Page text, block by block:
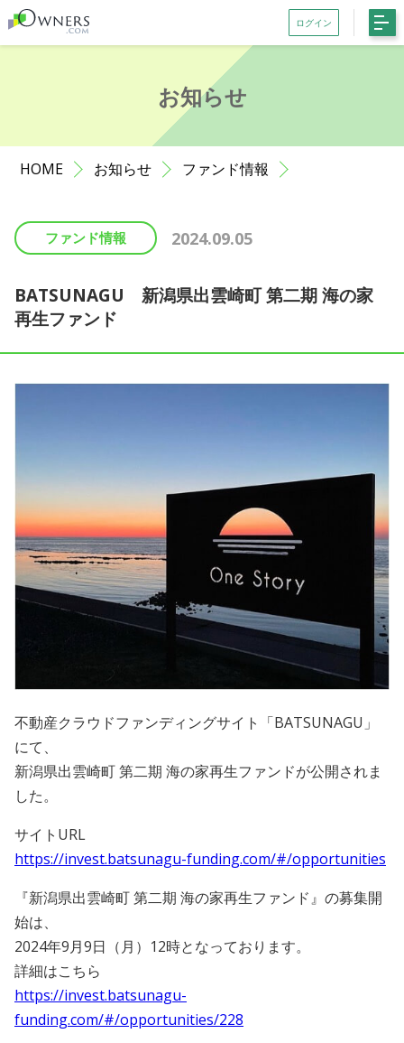
ログイン
会員登録がお済みでない方はこちら
お知らせ
サポート
初めての方へ よくある質問
お問い合わせ
利用規約等
プライバシーポリシー
情報セキュリティポリシー
ソーシャルメディアポリシー
反社会的勢力に対する基本方針
電子決済等代行業に係る表示
外部送信、第三者提供、情報収集モジュールの有無
お知らせ
HOME お知らせ ファンド情報
ファンド情報 2024.09.05
BATSUNAGU 新潟県出雲崎町 第二期 海の家
再生ファンド
不動産クラウドファンディングサイト「BATSUNAGU」
にて、
新潟県出雲崎町 第二期 海の家再生ファンドが公開されま
した。
サイトURL
https://invest.batsunagu-funding.com/#/opportunities
『新潟県出雲崎町 第二期 海の家再生ファンド』の募集開
始は、
2024年9月9日（月）12時となっております。
詳細はこちら
https://invest.batsunagu-
funding.com/#/opportunities/228